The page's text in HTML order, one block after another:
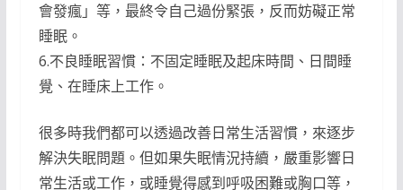
會發瘋」等，最終令自己過份緊張，反而妨礙正常
睡眠。
6.不良睡眠習慣：不固定睡眠及起床時間、日間睡
覺、在睡床上工作。
很多時我們都可以透過改善日常生活習慣，來逐步
解決失眠問題。但如果失眠情況持續，嚴重影響日
常生活或工作，或睡覺得感到呼吸困難或胸口等，